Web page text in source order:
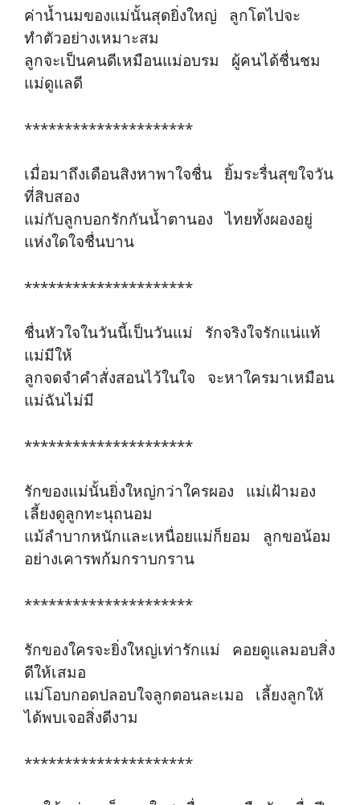
ค่าน้ำนมของแม่นั้นสุดยิ่งใหญ่ ลูกโตไปจะ
ทำตัวอย่างเหมาะสม
ลูกจะเป็นคนดีเหมือนแม่อบรม ผู้คนได้ชื่นชม
แม่ดูแลดี
*********************
เมื่อมาถึงเดือนสิงหาพาใจชื่น ยิ้มระรื่นสุขใจวัน
ที่สิบสอง
แม่กับลูกบอกรักกันน้ำตานอง ไทยทั้งผองอยู่
แห่งใดใจชื่นบาน
*********************
ชื่นหัวใจในวันนี้เป็นวันแม่ รักจริงใจรักแน่แท้
แม่มีให้
ลูกจดจำคำสั่งสอนไว้ในใจ จะหาใครมาเหมือน
แม่ฉันไม่มี
*********************
รักของแม่นั้นยิ่งใหญ่กว่าใครผอง แม่เฝ้ามอง
เลี้ยงดูลูกทะนุถนอม
แม้ลำบากหนักและเหนื่อยแม่ก็ยอม ลูกขอน้อม
อย่างเคารพก้มกราบกราน
*********************
รักของใครจะยิ่งใหญ่เท่ารักแม่ คอยดูแลมอบสิ่ง
ดีให้เสมอ
แม่โอบกอดปลอบใจลูกตอนละเมอ เลี้ยงลูกให้
ได้พบเจอสิ่งดีงาม
*********************